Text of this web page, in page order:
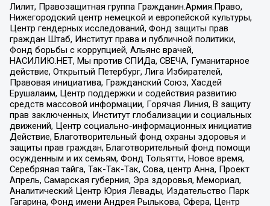
Лилит, Правозащитная группа Гражданин.Армия.Право,
Нижегородский центр немецкой и европейской культуры,
Центр гендерных исследований, Фонд защиты прав
граждан Штаб, Институт права и публичной политики,
Фонд борьбы с коррупцией, Альянс врачей,
НАСИЛИЮ.НЕТ, Мы против СПИДа, СВЕЧА, Гуманитарное
действие, Открытый Петербург, Лига Избирателей,
Правовая инициатива, Гражданский Союз, Хасдей
Ерушалаим, Центр поддержки и содействия развитию
средств массовой информации, Горячая Линия, В защиту
прав заключенных, Институт глобализации и социальных
движений, Центр социально-информационных инициатив
Действие, Благотворительный фонд охраны здоровья и
защиты прав граждан, Благотворительный фонд помощи
осужденным и их семьям, Фонд Тольятти, Новое время,
Серебряная тайга, Так-Так-Так, Сова, центр Анна, Проект
Апрель, Самарская губерния, Эра здоровья, Мемориал,
Аналитический Центр Юрия Левады, Издательство Парк
Гагарина, Фонд имени Андрея Рылькова, Сфера, Центр